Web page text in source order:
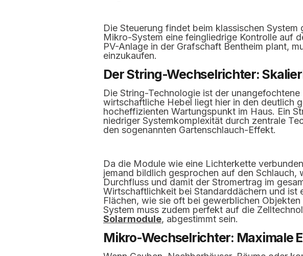
Die Steuerung findet beim klassischen
Mikro-System eine feingliedrige Kontrolle auf
PV-Anlage in der Grafschaft Bentheim plant,
einzukaufen.
Der String-Wechselrichter:
Die String-Technologie ist der
wirtschaftliche Hebel liegt hier in den deutlich
hocheffizienten Wartungspunkt im Haus. Ein
niedriger Systemkomplexität durch zentrale
den sogenannten Gartenschlauch-Effekt.
Da die Module wie eine Lichterkette
jemand bildlich gesprochen auf den
Durchfluss und damit der Stromertrag im
Wirtschaftlichkeit bei Standarddächern und
Flächen, wie sie oft bei gewerblichen
System muss zudem perfekt auf die
Solarmodule, abgestimmt sein.
Mikro-Wechselrichter: Maximale